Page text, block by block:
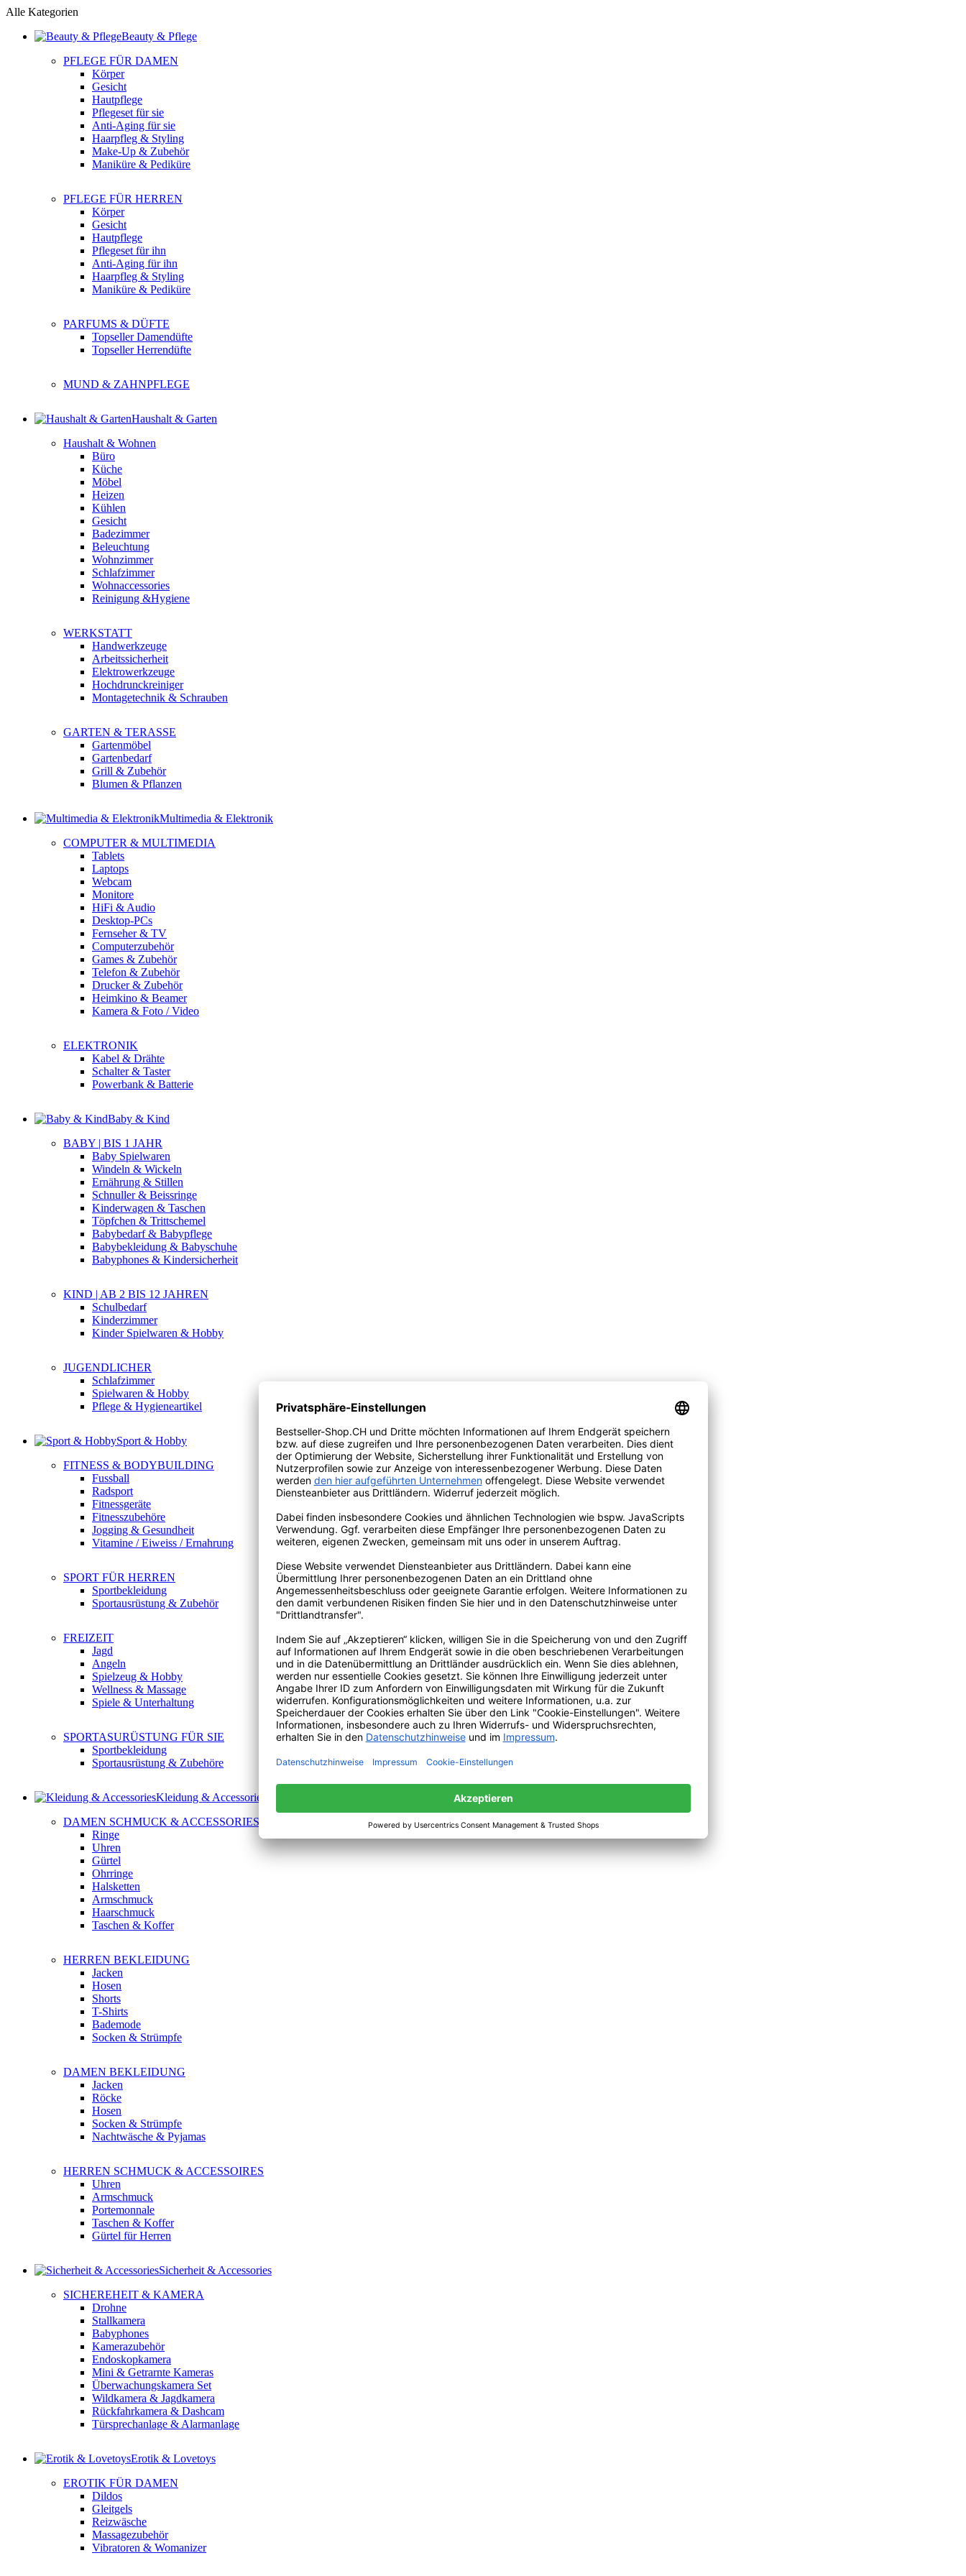
Alle Kategorien
Beauty & Pflege
PFLEGE FÜR DAMEN
Körper
Gesicht
Hautpflege
Pflegeset für sie
Anti-Aging für sie
Haarpfleg & Styling
Make-Up & Zubehör
Maniküre & Pediküre
PFLEGE FÜR HERREN
Körper
Gesicht
Hautpflege
Pflegeset für ihn
Anti-Aging für ihn
Haarpfleg & Styling
Maniküre & Pediküre
PARFUMS & DÜFTE
Topseller Damendüfte
Topseller Herrendüfte
MUND & ZAHNPFLEGE
Haushalt & Garten
Haushalt & Wohnen
Büro
Küche
Möbel
Heizen
Kühlen
Gesicht
Badezimmer
Beleuchtung
Wohnzimmer
Schlafzimmer
Wohnaccessories
Reinigung &Hygiene
WERKSTATT
Handwerkzeuge
Arbeitssicherheit
Elektrowerkzeuge
Hochdrunckreiniger
Montagetechnik & Schrauben
GARTEN & TERASSE
Gartenmöbel
Gartenbedarf
Grill & Zubehör
Blumen & Pflanzen
Multimedia & Elektronik
COMPUTER & MULTIMEDIA
Tablets
Laptops
Webcam
Monitore
HiFi & Audio
Desktop-PCs
Fernseher & TV
Computerzubehör
Games & Zubehör
Telefon & Zubehör
Drucker & Zubehör
Heimkino & Beamer
Kamera & Foto / Video
ELEKTRONIK
Kabel & Drähte
Schalter & Taster
Powerbank & Batterie
Baby & Kind
BABY | BIS 1 JAHR
Baby Spielwaren
Windeln & Wickeln
Ernährung & Stillen
Schnuller & Beissringe
Kinderwagen & Taschen
Töpfchen & Trittschemel
Babybedarf & Babypflege
Babybekleidung & Babyschuhe
Babyphones & Kindersicherheit
KIND | AB 2 BIS 12 JAHREN
Schulbedarf
Kinderzimmer
Kinder Spielwaren & Hobby
JUGENDLICHER
Schlafzimmer
Spielwaren & Hobby
Pflege & Hygieneartikel
Sport & Hobby
FITNESS & BODYBUILDING
Fussball
Radsport
Fitnessgeräte
Fitnesszubehöre
Jogging & Gesundheit
Vitamine / Eiweiss / Ernahrung
SPORT FÜR HERREN
Sportbekleidung
Sportausrüstung & Zubehör
FREIZEIT
Jagd
Angeln
Spielzeug & Hobby
Wellness & Massage
Spiele & Unterhaltung
SPORTASURÜSTUNG FÜR SIE
Sportbekleidung
Sportausrüstung & Zubehöre
Kleidung & Accessories
DAMEN SCHMUCK & ACCESSORIES
Ringe
Uhren
Gürtel
Ohrringe
Halsketten
Armschmuck
Haarschmuck
Taschen & Koffer
HERREN BEKLEIDUNG
Jacken
Hosen
Shorts
T-Shirts
Bademode
Socken & Strümpfe
DAMEN BEKLEIDUNG
Jacken
Röcke
Hosen
Socken & Strümpfe
Nachtwäsche & Pyjamas
HERREN SCHMUCK & ACCESSOIRES
Uhren
Armschmuck
Portemonnale
Taschen & Koffer
Gürtel für Herren
Sicherheit & Accessories
SICHEREHEIT & KAMERA
Drohne
Stallkamera
Babyphones
Kamerazubehör
Endoskopkamera
Mini & Getrarnte Kameras
Überwachungskamera Set
Wildkamera & Jagdkamera
Rückfahrkamera & Dashcam
Türsprechanlage & Alarmanlage
Erotik & Lovetoys
EROTIK FÜR DAMEN
Dildos
Gleitgels
Reizwäsche
Massagezubehör
Vibratoren & Womanizer